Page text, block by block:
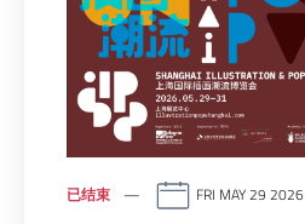
已结束 FRI MAY 29 2026